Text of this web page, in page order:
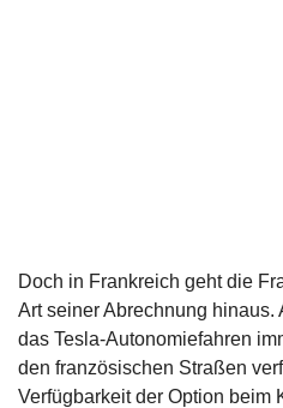
Doch in Frankreich geht die
Art seiner Abrechnung hinaus.
das Tesla-Autonomiefahren
den französischen Straßen
Verfügbarkeit der Option beim